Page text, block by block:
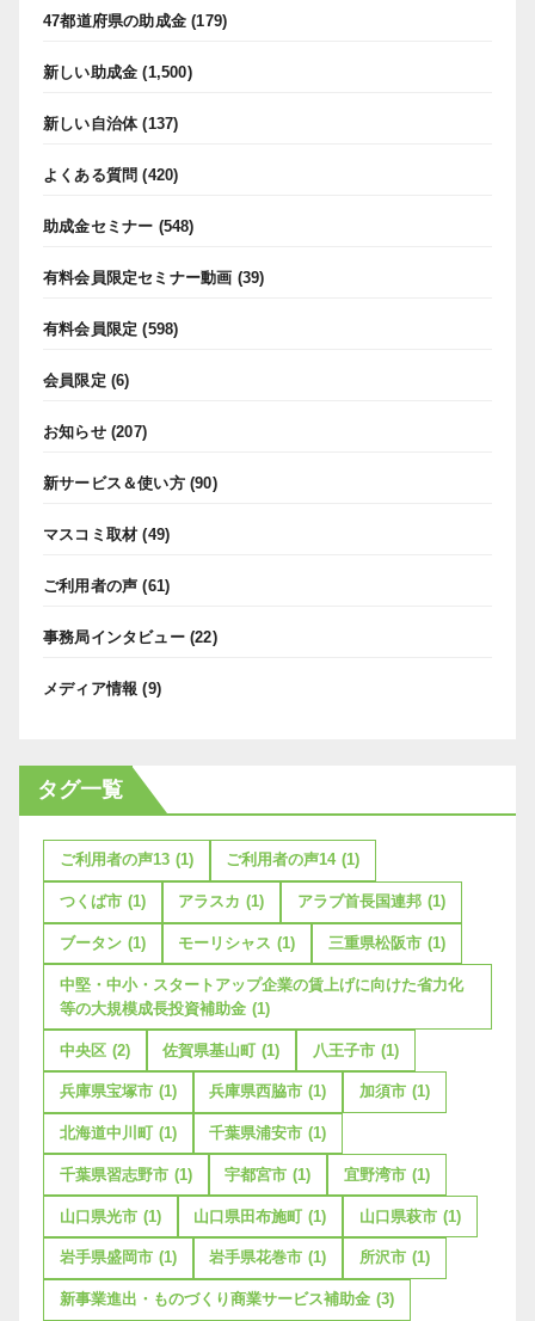
47都道府県の助成金 (179)
新しい助成金 (1,500)
新しい自治体(137)
よくある質問 (420)
助成金セミナー (548)
有料会員限定セミナー動画 (39)
有料会員限定 (598)
会員限定 (6)
お知らせ(207)
新サービス＆使い方(90)
マスコミ取材 (49)
ご利用者の声 (61)
事務局インタビュー(22)
メディア情報 (9)
タグ一覧
ご利用者の声13 (1) ご利用者の声14 (1)
つくば市 (1) アラスカ (1) アラブ首長国連邦 (1)
ブータン (1) モーリシャス (1) 三重県松阪市 (1)
中堅・中小・スタートアップ企業の賃上げに向けた省力化
等の大規模成長投資補助金 (1)
中央区 (2) 佐賀県基山町 (1) 八王子市 (1)
兵庫県宝塚市 (1) 兵庫県西脇市 (1) 加須市 (1)
北海道中川町 (1) 千葉県浦安市 (1)
千葉県習志野市 (1) 宇都宮市 (1) 宜野湾市 (1)
山口県光市 (1) 山口県田布施町 (1) 山口県萩市 (1)
岩手県盛岡市 (1) 岩手県花巻市 (1) 所沢市 (1)
新事業進出・ものづくり商業サービス補助金 (3)